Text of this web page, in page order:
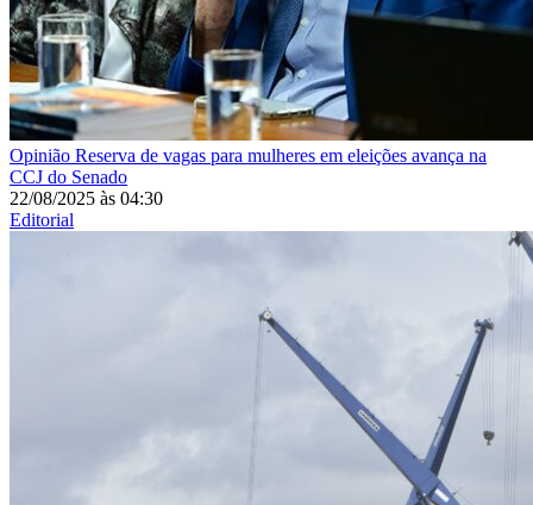
Opinião Reserva de vagas para mulheres em eleições avança na
CCJ do Senado
22/08/2025 às 04:30
Editorial